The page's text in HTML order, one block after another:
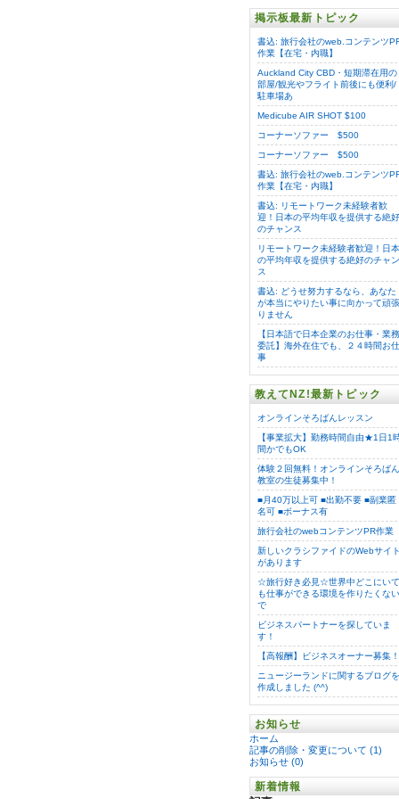
掲示板最新トピック
書込: 旅行会社のweb.コンテンツ
作業【在宅・内職】
Auckland City CBD・短期滞在用の
部屋/観光やフライト前後にも便利/
駐車場あ
Medicube AIR SHOT $100
コーナーソファー $500
コーナーソファー $500
書込: 旅行会社のweb.コンテンツ
作業【在宅・内職】
書込: リモートワーク未経験者歓
迎！日本の平均年収を提供する絶好
のチャンス
リモートワーク未経験者歓迎！日本
の平均年収を提供する絶好のチャン
ス
書込: どうせ努力するなら、あなた
が本当にやりたい事に向かって頑張
りません
【日本語で日本企業のお仕事・業務
委託】海外在住でも、２４時間お仕
事
教えてNZ!最新トピック
オンラインそろばんレッスン
【事業拡大】勤務時間自由★1日1
間かでもOK
体験２回無料！オンラインそろばん
教室の生徒募集中！
■月40万以上可 ■出勤不要 ■副業匿
名可 ■ボーナス有
旅行会社のwebコンテンツPR作業
新しいクラシファイドのWebサイト
があります
☆旅行好き必見☆世界中どこにいて
も仕事ができる環境を作りたくない
で
ビジネスパートナーを探していま
す！
【高報酬】ビジネスオーナー募集！
ニュージーランドに関するブログを
作成しました (^^)
お知らせ
ホーム
記事の削除・変更について (1)
お知らせ (0)
新着情報